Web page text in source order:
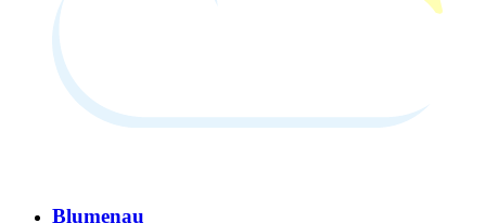
Blumenau